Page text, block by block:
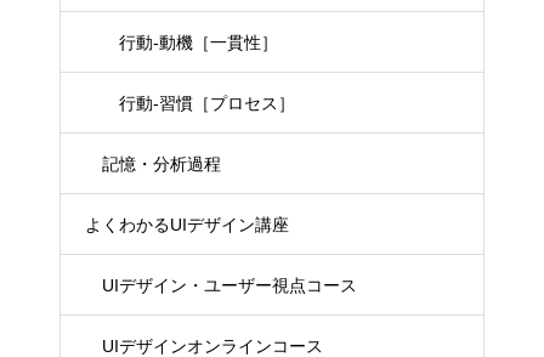
行動-動機［一貫性］
行動-習慣［プロセス］
記憶・分析過程
よくわかるUIデザイン講座
UIデザイン・ユーザー視点コース
UIデザインオンラインコース